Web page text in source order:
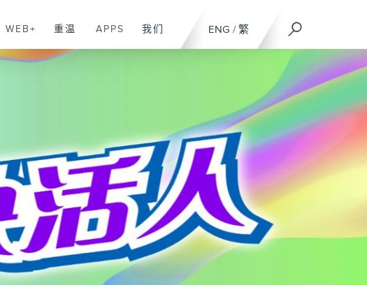
ENG / 繁
WEB+ 重温 APPS 我们